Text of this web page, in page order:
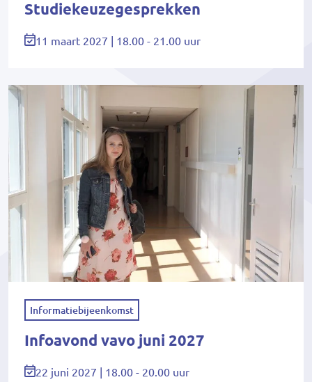
Studiekeuzegesprekken
11 maart 2027 | 18.00 - 21.00 uur
Informatiebijeenkomst
Infoavond vavo juni 2027
22 juni 2027 | 18.00 - 20.00 uur